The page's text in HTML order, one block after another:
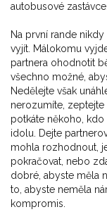
autobusové zastávce.
Na první rande
vyjít. Málokomu
partnera ohodnotit
všechno možné,
Nedělejte však
nerozumíte,
potkáte někoho,
idolu. Dejte
mohla rozhodnout,
pokračovat, nebo
dobré, abyste měla
to, abyste neměla
kompromis.